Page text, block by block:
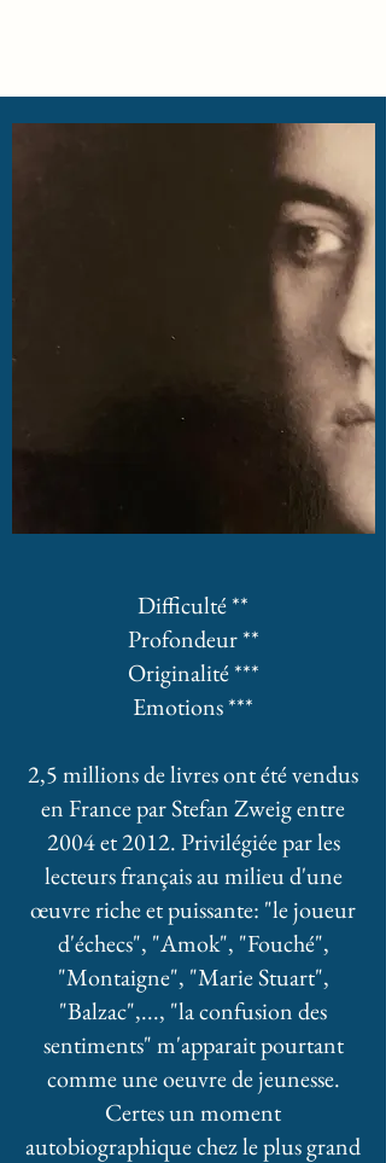
Difficulté **
Profondeur **
Originalité ***
Emotions ***
2,5 millions de livres ont été vendus
en France par Stefan Zweig entre
2004 et 2012. Privilégiée par les
lecteurs français au milieu d'une
œuvre riche et puissante: "le joueur
d'échecs", "Amok", "Fouché",
"Montaigne", "Marie Stuart",
"Balzac",..., "la confusion des
sentiments" m'apparait pourtant
comme une oeuvre de jeunesse.
Certes un moment
autobiographique chez le plus grand